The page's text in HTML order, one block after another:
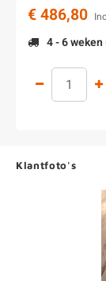
€ 486,80
4 - 6
Klantfoto's